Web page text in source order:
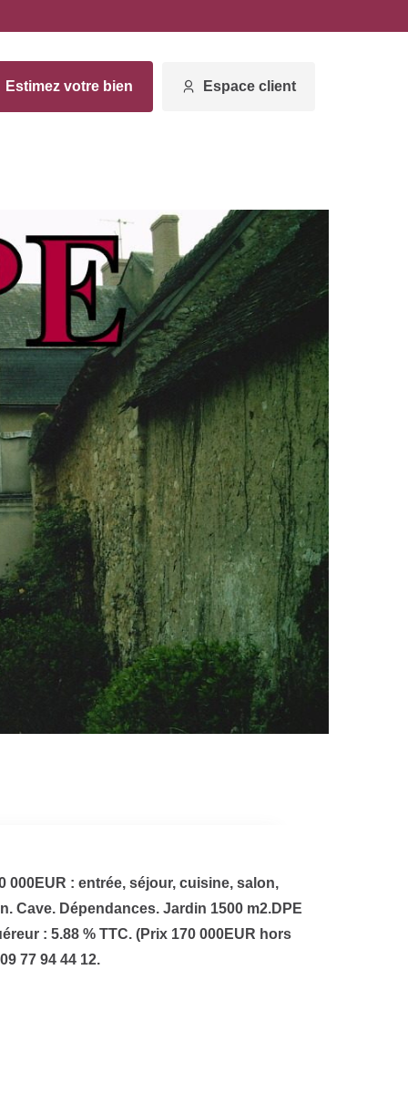
Estimez votre bien Espace client
000EUR : entrée, séjour, cuisine, salon,
Cave. Dépendances. Jardin 1500 m2.DPE
: 5.88 % TTC. (Prix 170 000EUR hors
77 94 44 12.